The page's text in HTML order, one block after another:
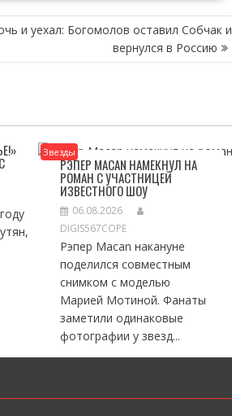
и уехал: Богомолов оставил Собчак и
вернулся в Россию
Звезды
РЭПЕР MACAN НАМЕКНУЛ НА
РОМАН С УЧАСТНИЦЕЙ
ИЗВЕСТНОГО ШОУ
06.08.2026
DIGIS567COPE
Рэпер Macan накануне
поделился совместным
снимком с моделью
Марией Мотиной. Фанаты
заметили одинаковые
фотографии у звезд...